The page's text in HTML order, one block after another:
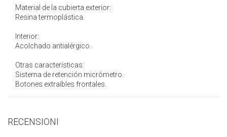
Material de la cubierta exterior:
Resina termoplástica.
Interior:
Acolchado antialérgico.
Otras características:
Sistema de retención micrómetro.
Botones extraíbles frontales.
RECENSIONI